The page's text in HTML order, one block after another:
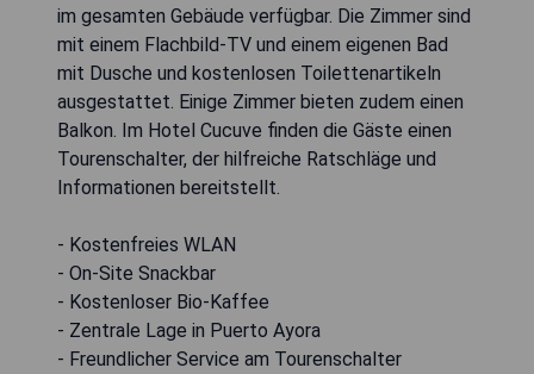
im gesamten Gebäude verfügbar. Die Zimmer sind
mit einem Flachbild-TV und einem eigenen Bad
mit Dusche und kostenlosen Toilettenartikeln
ausgestattet. Einige Zimmer bieten zudem einen
Balkon. Im Hotel Cucuve finden die Gäste einen
Tourenschalter, der hilfreiche Ratschläge und
Informationen bereitstellt.
- Kostenfreies WLAN
- On-Site Snackbar
- Kostenloser Bio-Kaffee
- Zentrale Lage in Puerto Ayora
- Freundlicher Service am Tourenschalter